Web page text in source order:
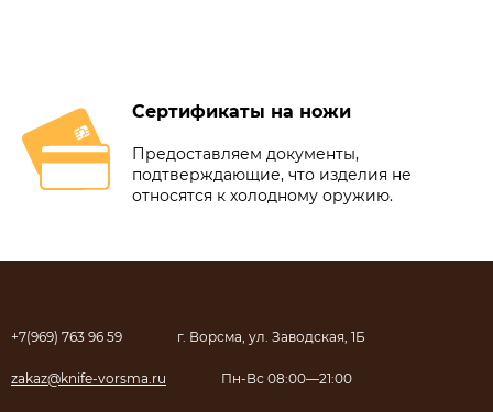
Сертификаты на ножи
Предоставляем документы,
подтверждающие, что изделия не
относятся к холодному оружию.
+7(969) 763 96 59 г. Ворсма, ул. Заводская, 1Б
zakaz@knife-vorsma.ru Пн-Вс 08:00—21:00